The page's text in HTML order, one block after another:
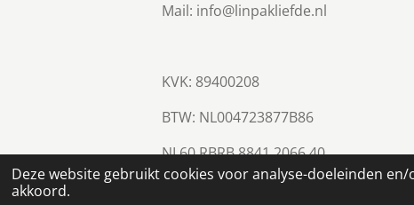
Deze website gebruikt cookies voor analyse-doeleinden
akkoord.
Mail: info@linpakliefde.nl
KVK: 89400208
BTW: NL004723877B86
NL60 RBRB 8841 2066 40
© 2023 - 2026 Linpakliefde